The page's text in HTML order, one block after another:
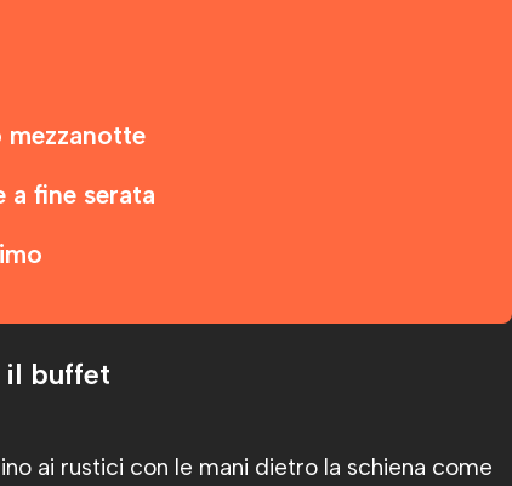
a fine serata
il buffet
ai rustici con le mani dietro la schiena come